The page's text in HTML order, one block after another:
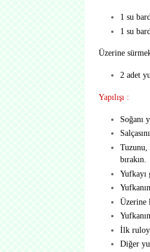
1 su
1 su
Üzerine
2 adet
Yapılışı :
Soğanı
bırakın.
Yufkayı
Üzerine
İlk
Diğer